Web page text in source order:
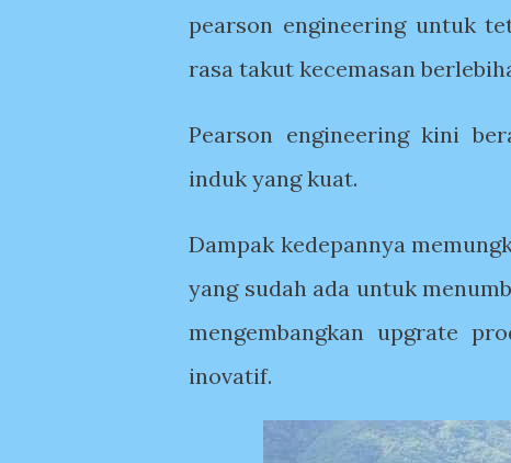
pearson engineering untuk
rasa takut kecemasan
Pearson engineering kini
induk yang kuat.
Dampak kedepannya
yang sudah ada untuk
mengembangkan upgrate
inovatif.